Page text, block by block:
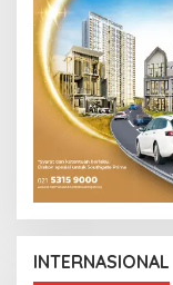
INTERNASIONAL